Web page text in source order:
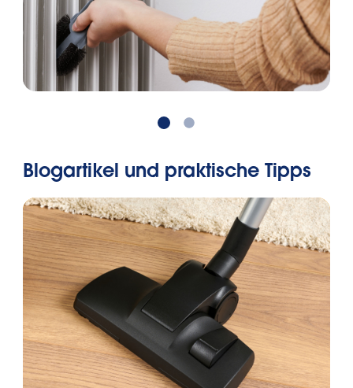
Blogartikel und praktische Tipps